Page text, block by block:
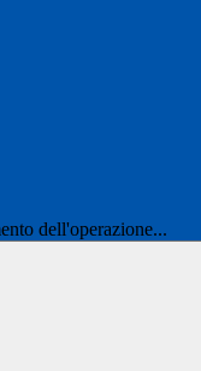
dell'operazione...